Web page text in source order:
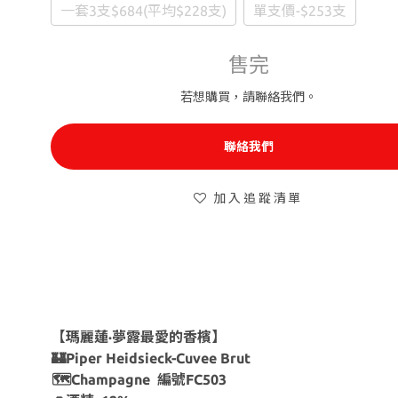
一套3支$684(平均$228支) 單支價-$253支
售完
若想購買，請聯絡我們。
聯絡我們
加入追蹤清單
【瑪麗蓮·夢露最愛的香檳】
🏰Piper Heidsieck-Cuvee Brut
🗺Champagne 編號FC503